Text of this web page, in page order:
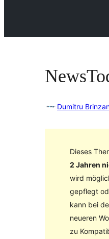
Dumitru
Dieses
2 Jahren
wird
gepflegt
kann bei
neueren
zu